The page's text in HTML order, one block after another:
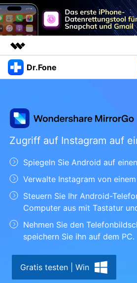
Top-Produkte
Überblick
Lösungen
Über uns
Presseraum
Shop
Support
Dr.Fone
Alles-in-einem-Toolkit
Weitere Tools und Apps
Full Toolkit anzeigen >
Lösungen
Entdecken Sie weitere Dr.Fone-
Lernen und Unterstützung
Ressourcen & Lernen
Android 16 FRP-Umgehung
DOWNLOAD
Suchen
Zugriff auf Instagram auf
Spiegeln Sie Android auf
Verwalte Instagram von
Steuern Sie Ihr Android-
Computer aus mit Tastatur
Nehmen Sie den
speichern Sie ihn auf dem PC.
Gratis testen | Win